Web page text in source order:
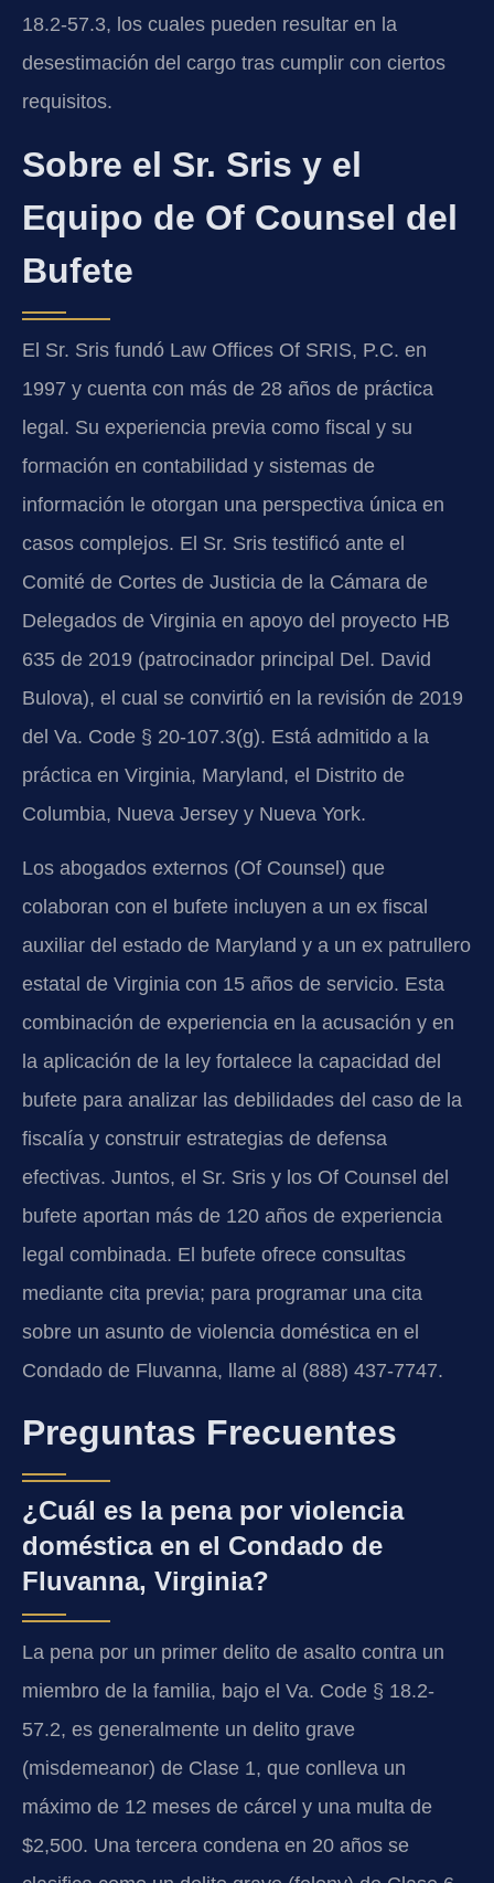
18.2-57.3, los cuales pueden resultar en la
desestimación del cargo tras cumplir con ciertos
requisitos.
Sobre el Sr. Sris y el
Equipo de Of Counsel del
Bufete
El Sr. Sris fundó Law Offices Of SRIS, P.C. en
1997 y cuenta con más de 28 años de práctica
legal. Su experiencia previa como fiscal y su
formación en contabilidad y sistemas de
información le otorgan una perspectiva única en
casos complejos. El Sr. Sris testificó ante el
Comité de Cortes de Justicia de la Cámara de
Delegados de Virginia en apoyo del proyecto HB
635 de 2019 (patrocinador principal Del. David
Bulova), el cual se convirtió en la revisión de 2019
del Va. Code § 20-107.3(g). Está admitido a la
práctica en Virginia, Maryland, el Distrito de
Columbia, Nueva Jersey y Nueva York.
Los abogados externos (Of Counsel) que
colaboran con el bufete incluyen a un ex fiscal
auxiliar del estado de Maryland y a un ex patrullero
estatal de Virginia con 15 años de servicio. Esta
combinación de experiencia en la acusación y en
la aplicación de la ley fortalece la capacidad del
bufete para analizar las debilidades del caso de la
fiscalía y construir estrategias de defensa
efectivas. Juntos, el Sr. Sris y los Of Counsel del
bufete aportan más de 120 años de experiencia
legal combinada. El bufete ofrece consultas
mediante cita previa; para programar una cita
sobre un asunto de violencia doméstica en el
Condado de Fluvanna, llame al (888) 437-7747.
Preguntas Frecuentes
¿Cuál es la pena por violencia
doméstica en el Condado de
Fluvanna, Virginia?
La pena por un primer delito de asalto contra un
miembro de la familia, bajo el Va. Code § 18.2-
57.2, es generalmente un delito grave
(misdemeanor) de Clase 1, que conlleva un
máximo de 12 meses de cárcel y una multa de
$2,500. Una tercera condena en 20 años se